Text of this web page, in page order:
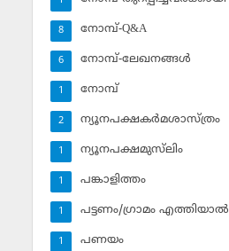
നോമ്പ്-Q&A
8
നോമ്പ്-ലേഖനങ്ങള്‍
6
നോമ്പ്‌
1
ന്യൂനപക്ഷകര്‍മശാസ്ത്രം
2
ന്യൂനപക്ഷമുസ്‌ലിം
1
പങ്കാളിത്തം
1
പട്ടണം/ഗ്രാമം എത്തിയാല്‍
1
പണയം
1